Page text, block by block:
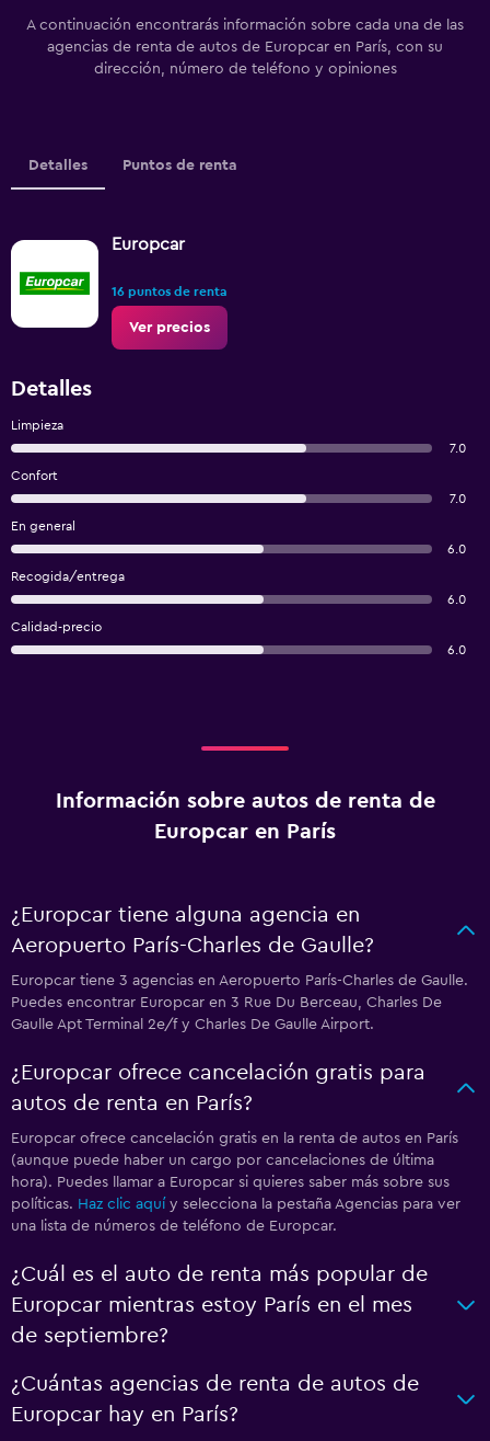
A continuación encontrarás información sobre cada una de las
agencias de renta de autos de Europcar en París, con su
dirección, número de teléfono y opiniones
Detalles Puntos de renta
Europcar
16 puntos de renta
Ver precios
Detalles
Limpieza
7.0
Confort
7.0
En general
6.0
Recogida/entrega
6.0
Calidad-precio
6.0
Información sobre autos de renta de
Europcar en París
¿Europcar tiene alguna agencia en
Aeropuerto París-Charles de Gaulle?
Europcar tiene 3 agencias en Aeropuerto París-Charles de Gaulle.
Puedes encontrar Europcar en 3 Rue Du Berceau, Charles De
Gaulle Apt Terminal 2e/f y Charles De Gaulle Airport.
¿Europcar ofrece cancelación gratis para
autos de renta en París?
Europcar ofrece cancelación gratis en la renta de autos en París
(aunque puede haber un cargo por cancelaciones de última
hora). Puedes llamar a Europcar si quieres saber más sobre sus
políticas. Haz clic aquí y selecciona la pestaña Agencias para ver
una lista de números de teléfono de Europcar.
¿Cuál es el auto de renta más popular de
Europcar mientras estoy París en el mes
de septiembre?
¿Cuántas agencias de renta de autos de
Europcar hay en París?